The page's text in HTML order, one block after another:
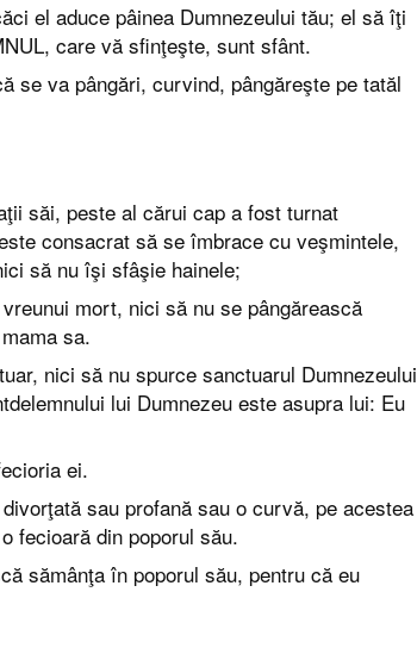
el aduce pâinea Dumnezeului tău; el să îţi
care vă sfinţeşte, sunt sfânt.
se va pângări, curvind, pângăreşte pe tatăl
săi, peste al cărui cap a fost turnat
consacrat să se îmbrace cu veşmintele,
să nu îşi sfâşie hainele;
mort, nici să nu se pângărească
sa.
nici să nu spurce sanctuarul Dumnezeului
lui Dumnezeu este asupra lui: Eu
ei.
sau profană sau o curvă, pe acestea
fecioară din poporul său.
sămânţa în poporul său, pentru că eu